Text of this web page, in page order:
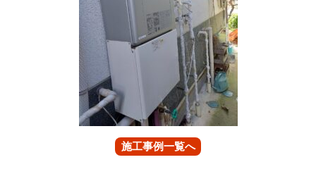
施工事例一覧へ